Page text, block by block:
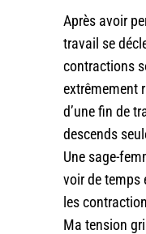
Après avoir
travail se
contractions
extrêmement
d’une fin de
descends
Une sage-
voir de temps
les
Ma tension